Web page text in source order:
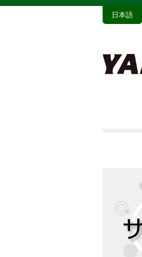
日本語